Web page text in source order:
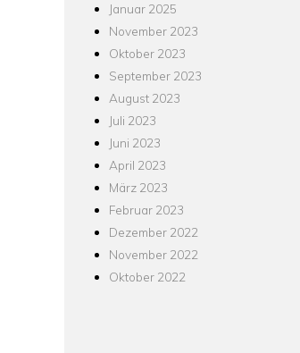
Januar 2025
November 2023
Oktober 2023
September 2023
August 2023
Juli 2023
Juni 2023
April 2023
März 2023
Februar 2023
Dezember 2022
November 2022
Oktober 2022